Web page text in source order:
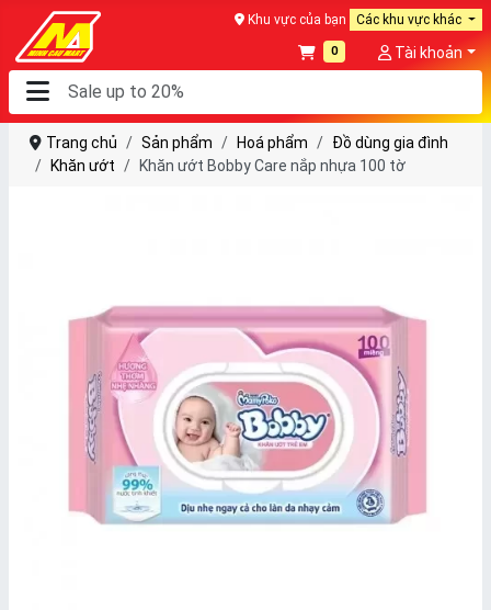
Khu vực của bạn Các khu vực khác
0 Tài khoản
Trang chủ Sản phẩm Hoá phẩm
Đồ dùng gia đình
Khăn ướt
Khăn ướt Bobby Care nắp nhựa 100 tờ